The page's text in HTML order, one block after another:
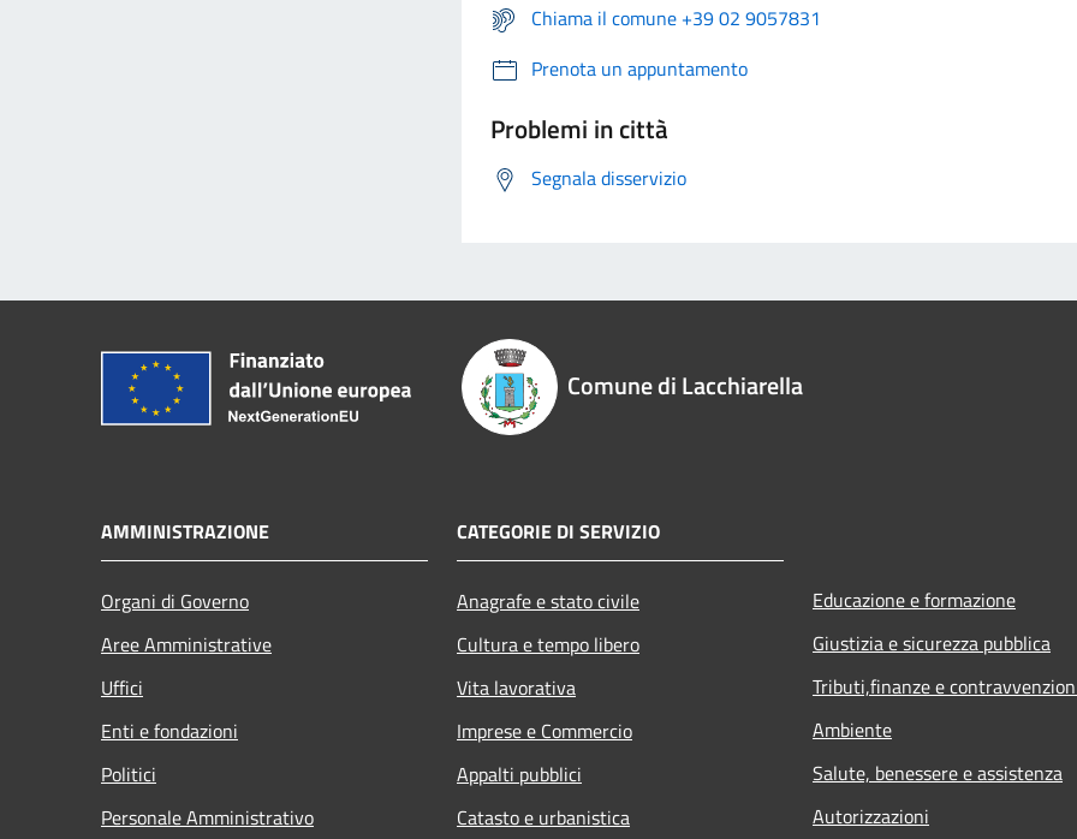
Chiama il comune +39 02 9057831
Prenota un appuntamento
Problemi in città
Segnala disservizio
Comune di Lacchiarella
AMMINISTRAZIONE
Organi di Governo
Aree Amministrative
Uffici
Enti e fondazioni
Politici
Personale Amministrativo
CATEGORIE DI SERVIZIO
Anagrafe e stato civile
Cultura e tempo libero
Vita lavorativa
Imprese e Commercio
Appalti pubblici
Catasto e urbanistica
Educazione e formazione
Giustizia e sicurezza pubblica
Tributi,finanze e
Ambiente
Salute, benessere e assistenza
Autorizzazioni